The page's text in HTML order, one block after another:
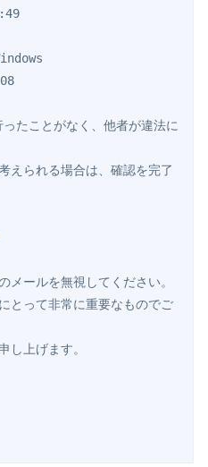
たことがなく、他者が違法に
えられる場合は、確認を完了
メールを無視してください。
とって非常に重要なものでご
し上げます。